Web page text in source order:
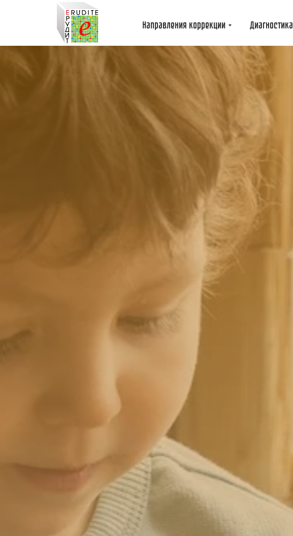
Направления коррекции Диагностика